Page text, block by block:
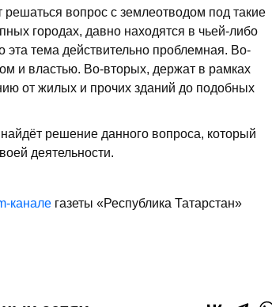
вопрос с землеотводом под такие
городах, давно находятся в чьей-либо
эта тема действительно проблемная. Во-
и властью. Во-вторых, держат в рамках
от жилых и прочих зданий до подобных
решение данного вопроса, который
деятельности.
канале газеты «Республика Татарстан»